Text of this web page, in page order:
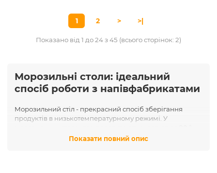
1 2 > >|
Показано від 1 до 24 з 45 (всього сторінок: 2)
Морозильні столи: ідеальний
спосіб роботи з напівфабрикатами
Морозильний стіл - прекрасний спосіб зберігання
продуктів в низькотемпературному режимі. У
морозу і нижче. На професійній кухні встановлюють такі
Показати повний опис